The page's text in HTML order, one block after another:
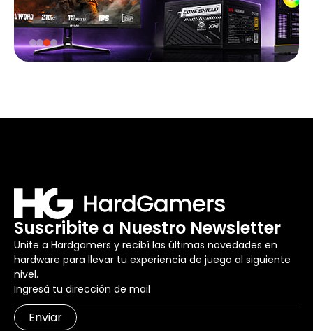
Suscribite a Nuestro Newsletter
Unite a Hardgamers y recibí las últimas novedades en
hardware para llevar tu experiencia de juego al siguiente
nivel.
Enviar